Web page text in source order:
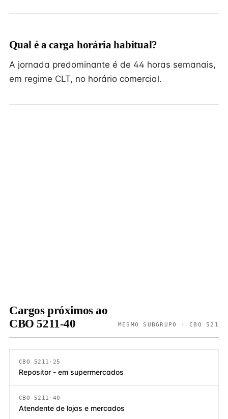
Qual é a carga horária habitual?
A jornada predominante é de 44 horas semanais,
em regime CLT, no horário comercial.
Cargos próximos ao
CBO 5211-40
MESMO SUBGRUPO · CBO 521
CBO 5211-25
Repositor - em supermercados
CBO 5211-40
Atendente de lojas e mercados